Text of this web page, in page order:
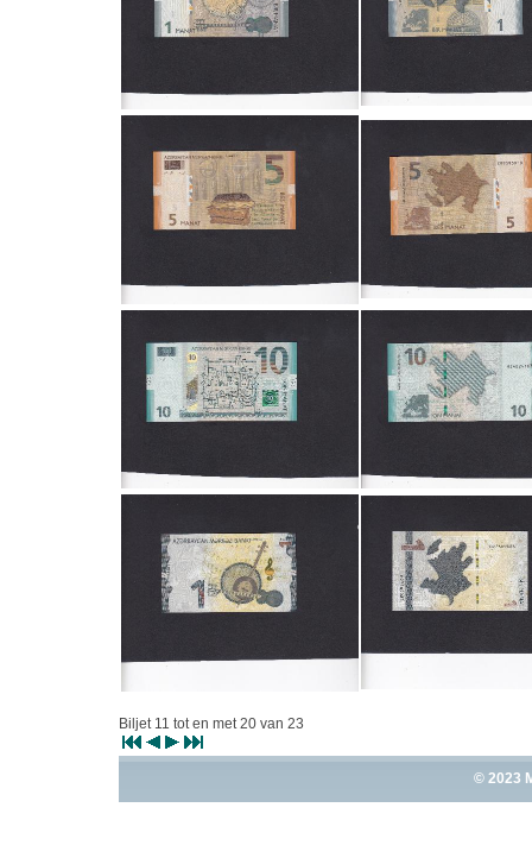
Biljet 11 tot en met 20 van 23
© 2023